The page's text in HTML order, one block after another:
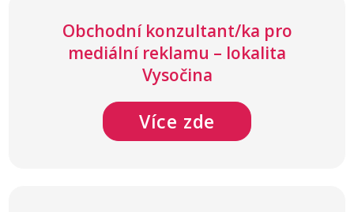
Obchodní konzultant/ka pro
mediální reklamu – lokalita
Vysočina
Více zde